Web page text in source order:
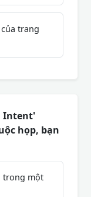
trang
Intent'
họp, bạn
trong một